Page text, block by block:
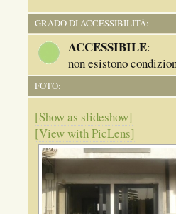
GRADO DI ACCESSIBILITÀ:
ACCESSIBILE:
non esistono
FOTO:
[Show as slideshow]
[View with PicLens]